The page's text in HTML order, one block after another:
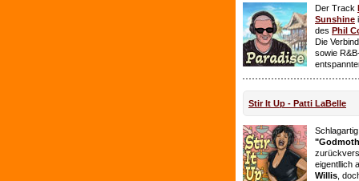
Der Track
Sunshine
des Phil
Die
sowie
Stir It Up - Patti LaBelle
eigentllich
Willis ,